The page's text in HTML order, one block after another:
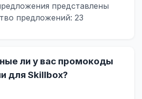
представлены
предложений: 23
ли у вас промокоды
для Skillbox?